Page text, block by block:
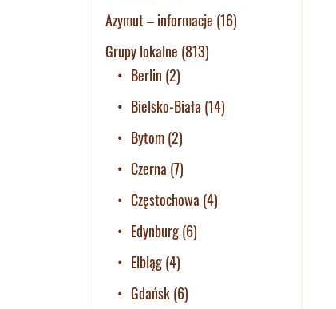
Azymut – informacje (16)
Grupy lokalne (813)
Berlin (2)
Bielsko-Biała (14)
Bytom(2)
Czerna (7)
Częstochowa (4)
Edynburg(6)
Elbląg(4)
Gdańsk(6)